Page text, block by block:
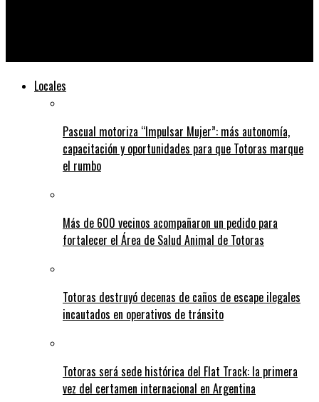
Locales
Pascual motoriza “Impulsar Mujer”: más autonomía,
capacitación y oportunidades para que Totoras marque
el rumbo
Más de 600 vecinos acompañaron un pedido para
fortalecer el Área de Salud Animal de Totoras
Totoras destruyó decenas de caños de escape ilegales
incautados en operativos de tránsito
Totoras será sede histórica del Flat Track: la primera
vez del certamen internacional en Argentina